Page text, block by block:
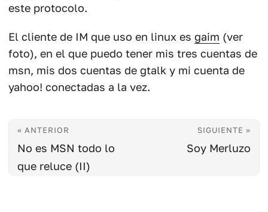
este protocolo.
El cliente de IM que uso en linux es gaim (ver
foto), en el que puedo tener mis tres cuentas de
msn, mis dos cuentas de gtalk y mi cuenta de
yahoo! conectadas a la vez.
« ANTERIOR
No es MSN todo lo
que reluce (II)
SIGUIENTE »
Soy Merluzo